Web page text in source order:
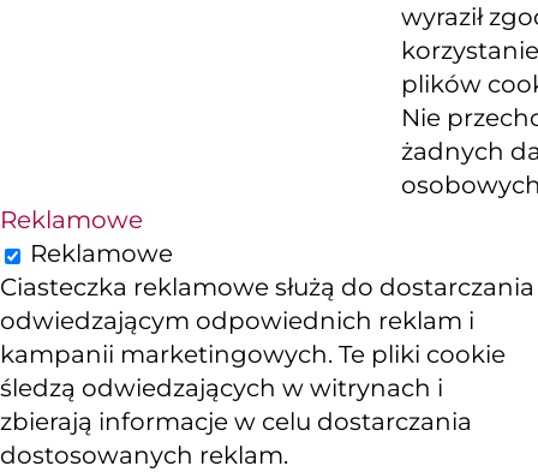
wyraził
plików
Nie
żadnych
Reklamowe
Reklamowe
Ciasteczka reklamowe służą do dostarczania
odwiedzającym odpowiednich reklam i
kampanii marketingowych. Te pliki cookie
śledzą odwiedzających w witrynach i
zbierają informacje w celu dostarczania
dostosowanych reklam.